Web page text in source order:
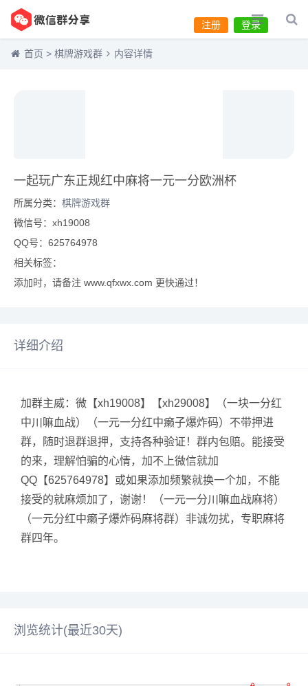
登录
注册
首页 > 棋牌游戏群 内容详情
一起玩广东正规红中麻将一元一分欧洲杯
所属分类： 棋牌游戏群
微信号：xh19008
QQ号：625764978
相关标签：
添加时，请备注 www.qfxwx.com 更快通过！
详细介绍
加群主威：微【xh19008】【xh29008】（一块一分红
中川嘛血战）（一元一分红中癞子爆炸码）不带押进
群，随时退群退押，支持各种验证！群内包赔。能接受
的来，理解怕骗的心情，加不上微信就加
QQ【625764978】或如果添加频繁就换一个加，不能
接受的就麻烦加了，谢谢！（一元一分川嘛血战麻将）
（一元分红中癞子爆炸码麻将群）非诚勿扰，专职麻将
群四年。
浏览统计(最近30天)